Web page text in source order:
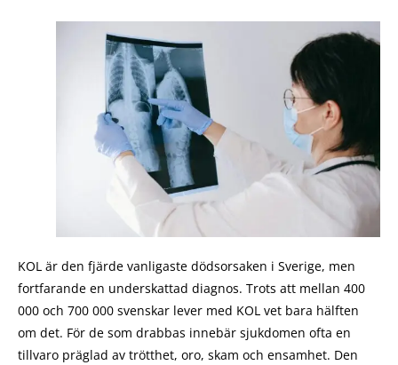
KOL är den fjärde vanligaste dödsorsaken i Sverige, men
fortfarande en underskattad diagnos. Trots att mellan 400
000 och 700 000 svenskar lever med KOL vet bara hälften
om det. För de som drabbas innebär sjukdomen ofta en
tillvaro präglad av trötthet, oro, skam och ensamhet. Den